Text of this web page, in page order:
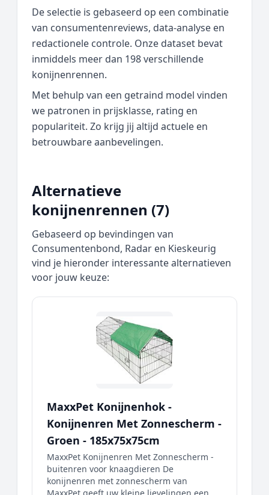
De selectie is gebaseerd op een combinatie
van consumentenreviews, data‑analyse en
redactionele controle. Onze dataset bevat
inmiddels meer dan 198 verschillende
konijnenrennen.
Met behulp van een getraind model vinden
we patronen in prijsklasse, rating en
populariteit. Zo krijg jij altijd actuele en
betrouwbare aanbevelingen.
Alternatieve
konijnenrennen (7)
Gebaseerd op bevindingen van
Consumentenbond, Radar en Kieskeurig
vind je hieronder interessante alternatieven
voor jouw keuze:
MaxxPet Konijnenhok -
Konijnenren Met Zonnescherm -
Groen - 185x75x75cm
MaxxPet Konijnenren Met Zonnescherm -
buitenren voor knaagdieren De
konijnenren met zonnescherm van